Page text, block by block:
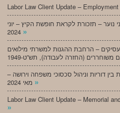
Labor Law Client Update –
נוער – תזכורת לקראת חופשת הקיץ – יוני
»
– הרחבת ההגנות למשרתי מילואים
דוריות וניהול סכסוכי משפחה וירושה –
»
Labor Law Client Update – Memorial
»